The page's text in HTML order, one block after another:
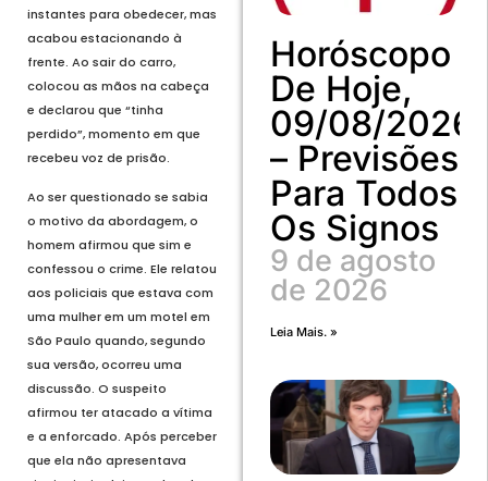
instantes para obedecer, mas
acabou estacionando à
frente. Ao sair do carro,
colocou as mãos na cabeça
e declarou que “tinha
perdido”, momento em que
recebeu voz de prisão.
Ao ser questionado se sabia
o motivo da abordagem, o
homem afirmou que sim e
confessou o crime. Ele relatou
aos policiais que estava com
uma mulher em um motel em
São Paulo quando, segundo
sua versão, ocorreu uma
discussão. O suspeito
afirmou ter atacado a vítima
e a enforcado. Após perceber
que ela não apresentava
Horóscopo
De Hoje,
09/08/2026
– Previsões
Para Todos
Os Signos
9 de agosto
de 2026
Leia Mais. »